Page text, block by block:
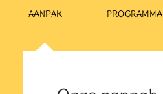
AANPAK PROGRAMMA